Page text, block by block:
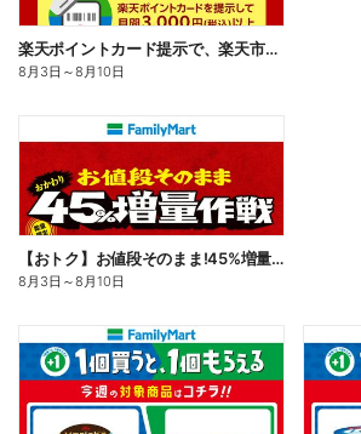
楽天ポイントカード提示で、楽天市場でのお買い物がおトクに!
8月3日 ～8月10日
【おトク】お値段そのまま!45%増量作戦!
8月3日 ～8月10日